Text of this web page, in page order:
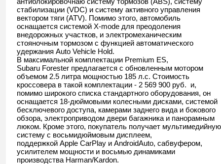
стабилизации (VDC) и систему активного управления
вектором тяги (ATV). Помимо этого, автомобиль
оснащается системой X-mode для преодоления
внедорожных участков, и электромеханическим
стояночным тормозом с функцией автоматического
удержания Auto Vehicle Hold.
В максимальной комплектации Premium ES,
Subaru Forester предлагается с обновленным мотором
объемом 2.5 литра мощностью 185 л.с. Стоимость
кроссовера в такой комплектации - 2 569 900 руб. и,
помимо широкого списка стандартного оборудования, он
оснащается 18-дюймовыми колесными дисками, системой
бесключевого доступа, камерами заднего вида и бокового
обзора, электроприводом двери багажника и панорамным
люком. Кроме этого, покупатель получает мультимедийную
систему с восьмидюймовым дисплеем,
поддержкой Apple CarPlay и AndroidAuto, сабвуфером,
усилителем мощности и восьмью динамиками
производства Harman/Kardon.